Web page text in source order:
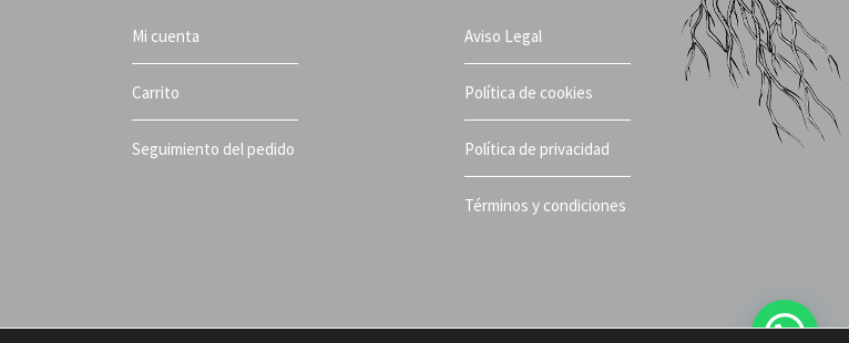
Mi cuenta
Carrito
Seguimiento del pedido
Aviso Legal
Política de cookies
Política de privacidad
Términos y condiciones